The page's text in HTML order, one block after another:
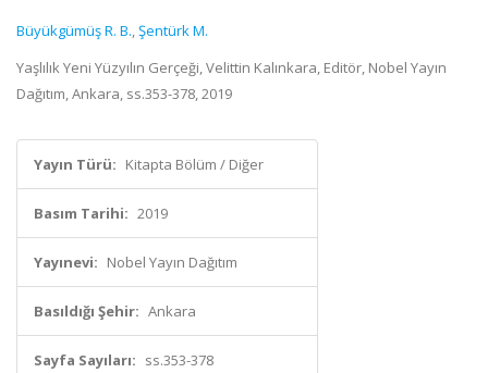
Büyükgümüş R. B.,Şentürk M.
Yaşlılık Yeni Yüzyılın Gerçeği, Velittin Kalınkara, Editör, Nobel Yayın
Dağıtım, Ankara, ss.353-378, 2019
Yayın Türü: Kitapta Bölüm / Diğer
Basım Tarihi: 2019
Yayınevi: Nobel Yayın Dağıtım
Basıldığı Şehir: Ankara
Sayfa Sayıları: ss.353-378